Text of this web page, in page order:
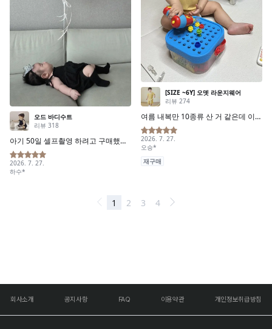
회사소개 공지사항 FAQ 이용약관 개인정보취급방침